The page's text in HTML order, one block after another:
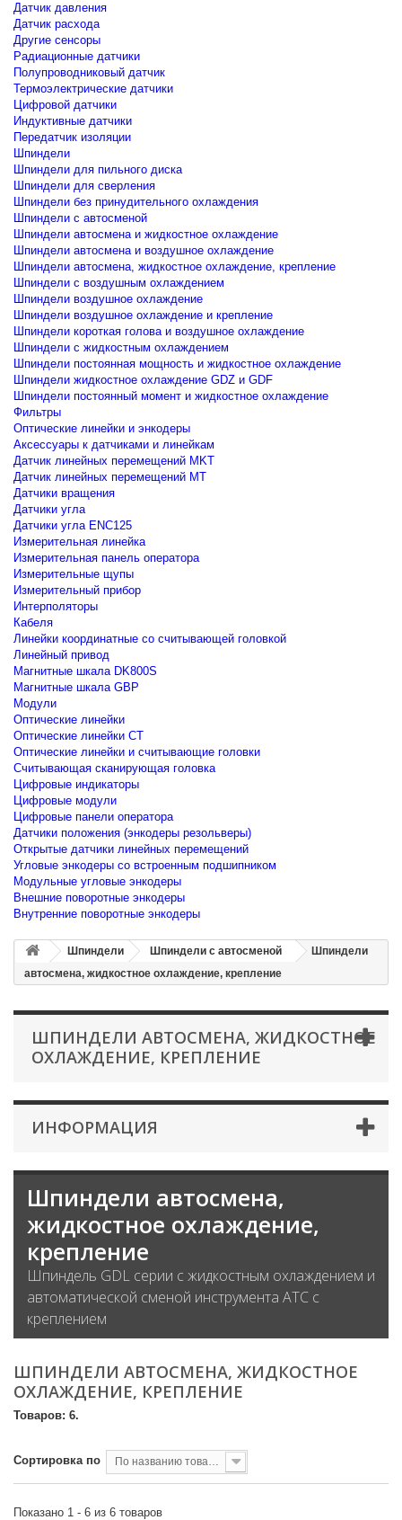
Датчик давления
Датчик расхода
Другие сенсоры
Радиационные датчики
Полупроводниковый датчик
Термоэлектрические датчики
Цифровой датчики
Индуктивные датчики
Передатчик изоляции
Шпиндели
Шпиндели для пильного диска
Шпиндели для сверления
Шпиндели без принудительного охлаждения
Шпиндели с автосменой
Шпиндели автосмена и жидкостное охлаждение
Шпиндели автосмена и воздушное охлаждение
Шпиндели автосмена, жидкостное охлаждение, крепление
Шпиндели с воздушным охлаждением
Шпиндели воздушное охлаждение
Шпиндели воздушное охлаждение и крепление
Шпиндели короткая голова и воздушное охлаждение
Шпиндели с жидкостным охлаждением
Шпиндели постоянная мощность и жидкостное охлаждение
Шпиндели жидкостное охлаждение GDZ и GDF
Шпиндели постоянный момент и жидкостное охлаждение
Фильтры
Оптические линейки и энкодеры
Аксессуары к датчиками и линейкам
Датчик линейных перемещений MKT
Датчик линейных перемещений MT
Датчики вращения
Датчики угла
Датчики угла ENC125
Измерительная линейка
Измерительная панель оператора
Измерительные щупы
Измерительный прибор
Интерполяторы
Кабеля
Линейки координатные со считывающей головкой
Линейный привод
Магнитные шкала DK800S
Магнитные шкала GBP
Модули
Оптические линейки
Оптические линейки CT
Оптические линейки и считывающие головки
Считывающая сканирующая головка
Цифровые индикаторы
Цифровые модули
Цифровые панели оператора
Датчики положения (энкодеры резольверы)
Открытые датчики линейных перемещений
Угловые энкодеры со встроенным подшипником
Модульные угловые энкодеры
Внешние поворотные энкодеры
Внутренние поворотные энкодеры
Шпиндели Шпиндели с автосменой
Шпиндели
автосмена, жидкостное охлаждение, крепление
ШПИНДЕЛИ АВТОСМЕНА, ЖИДКОСТНОЕ
ОХЛАЖДЕНИЕ, КРЕПЛЕНИЕ
ИНФОРМАЦИЯ
Шпиндели автосмена,
жидкостное охлаждение,
крепление
Шпиндель GDL серии с жидкостным охлаждением и
автоматической сменой инструмента ATC с
креплением
ШПИНДЕЛИ АВТОСМЕНА, ЖИДКОСТНОЕ
ОХЛАЖДЕНИЕ, КРЕПЛЕНИЕ
Товаров: 6.
Сортировка по По названию товара, от А до Я
Показано 1 - 6 из 6 товаров